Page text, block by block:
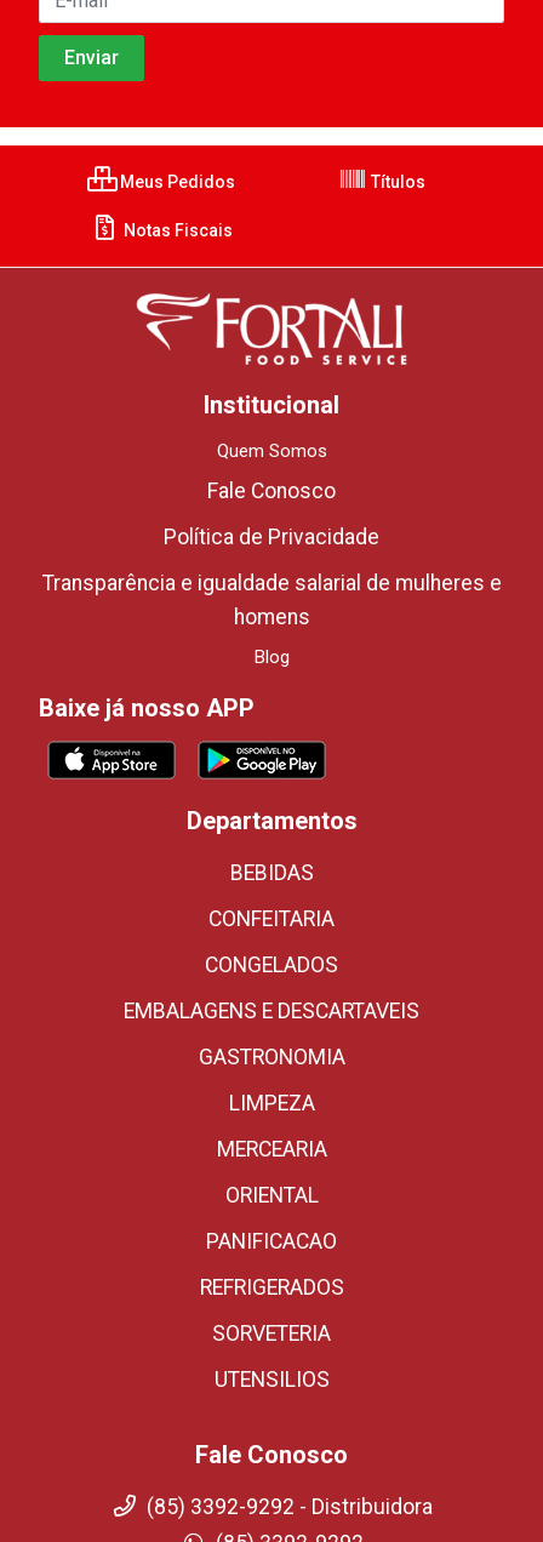
Meus Pedidos Títulos
Notas Fiscais
Institucional
Quem Somos
Fale Conosco
Política de Privacidade
Transparência e igualdade salarial de mulheres e
homens
Blog
Baixe já nosso APP
Departamentos
BEBIDAS
CONFEITARIA
CONGELADOS
EMBALAGENS E DESCARTAVEIS
GASTRONOMIA
LIMPEZA
MERCEARIA
ORIENTAL
PANIFICACAO
REFRIGERADOS
SORVETERIA
UTENSILIOS
Fale Conosco
(85) 3392-9292 - Distribuidora